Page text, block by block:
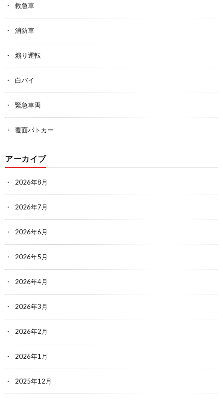
救急車
消防車
煽り運転
白バイ
緊急車両
覆面パトカー
アーカイブ
2026年8月
2026年7月
2026年6月
2026年5月
2026年4月
2026年3月
2026年2月
2026年1月
2025年12月